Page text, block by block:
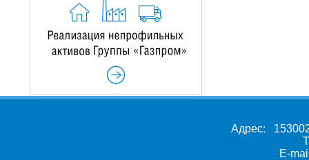
Адрес:
E-